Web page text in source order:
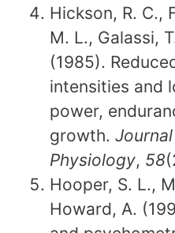
Hickson, R. C.,
M. L., Galassi,
(1985).
intensities and
power,
growth.
Physiology, 58
Hooper, S. L.,
Howard, A.